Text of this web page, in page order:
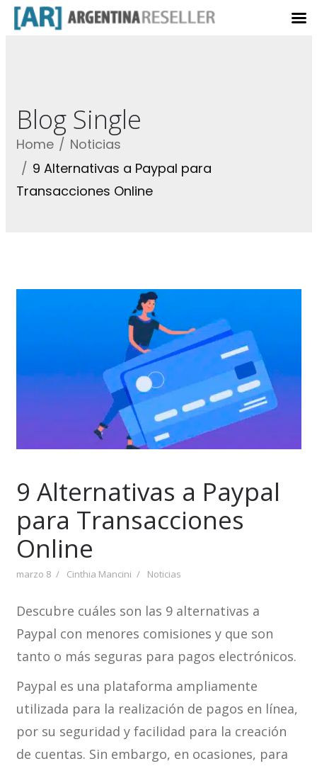
Blog Single
Home
Noticias
9 Alternativas a Paypal para
Transacciones Online
9 Alternativas a Paypal
para Transacciones
Online
marzo 8 Cinthia Mancini Noticias
Descubre cuáles son las 9 alternativas a
Paypal con menores comisiones y que son
tanto o más seguras para pagos electrónicos.
Paypal es una plataforma ampliamente
utilizada para la realización de pagos en línea,
por su seguridad y facilidad para la creación
de cuentas. Sin embargo, en ocasiones, para